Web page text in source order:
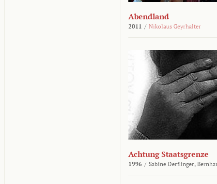
Abendland
2011 / Nikolaus Geyrhalter
Achtung Staatsgrenze
1996 / Sabine Derflinger,